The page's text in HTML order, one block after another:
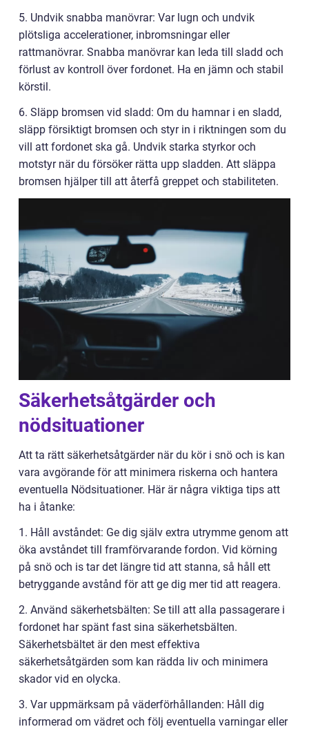
5. Undvik snabba manövrar: Var lugn och undvik
plötsliga accelerationer, inbromsningar eller
rattmanövrar. Snabba manövrar kan leda till sladd och
förlust av kontroll över fordonet. Ha en jämn och stabil
körstil.
6. Släpp bromsen vid sladd: Om du hamnar i en sladd,
släpp försiktigt bromsen och styr in i riktningen som du
vill att fordonet ska gå. Undvik starka styrkor och
motstyr när du försöker rätta upp sladden. Att släppa
bromsen hjälper till att återfå greppet och stabiliteten.
Säkerhetsåtgärder och
nödsituationer
Att ta rätt säkerhetsåtgärder när du kör i snö och is kan
vara avgörande för att minimera riskerna och hantera
eventuella Nödsituationer. Här är några viktiga tips att
ha i åtanke:
1. Håll avståndet: Ge dig själv extra utrymme genom att
öka avståndet till framförvarande fordon. Vid körning
på snö och is tar det längre tid att stanna, så håll ett
betryggande avstånd för att ge dig mer tid att reagera.
2. Använd säkerhetsbälten: Se till att alla passagerare i
fordonet har spänt fast sina säkerhetsbälten.
Säkerhetsbältet är den mest effektiva
säkerhetsåtgärden som kan rädda liv och minimera
skador vid en olycka.
3. Var uppmärksam på väderförhållanden: Håll dig
informerad om vädret och följ eventuella varningar eller